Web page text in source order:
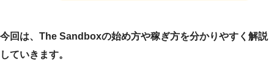
今回は、The Sandboxの始め方や稼ぎ方を分かりやすく解説
していきます。